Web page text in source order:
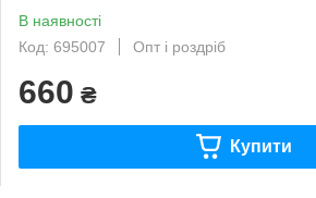
В наявності
Код: 695007
Опт і роздріб
660 ₴
Купити